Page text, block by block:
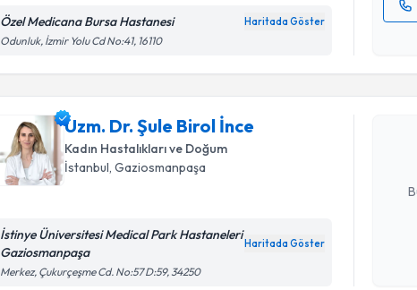
Özel Medicana Bursa Hastanesi Haritada Göster
Odunluk, İzmir Yolu Cd No:41, 16110
Uzm. Dr. Şule Birol İnce
Kadın Hastalıkları ve Doğum
İstanbul , Gaziosmanpaşa
İstinye Üniversitesi Medical Park Hastaneleri
Gaziosmanpaşa
Haritada Göster
Merkez, Çukurçeşme Cd. No:57 D:59, 34250
Uzm. Dr.
Size bu